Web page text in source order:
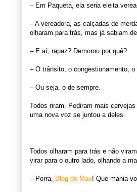
– Em Paquetá, ela seria eleita
– A vereadora, as calçadas de
olharam para trás, mas já sabiam
– E aí, rapaz? Demorou por quê?
– O trânsito, o congestionamento,
– Ou seja, o de sempre.
Todos riram. Pediram mais
uma nova voz se juntou a deles.
Todos olharam para trás e não
virar para o outro lado, olhando a
– Porra, Blog do Max! Que mania